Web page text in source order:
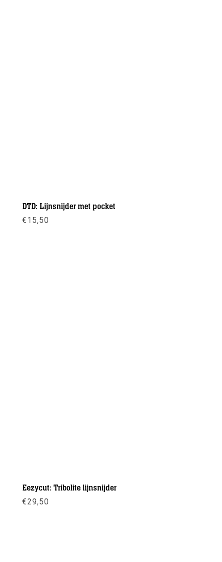
DTD: Lijnsnijder met pocket
€15,50
Eezycut: Tribolite lijnsnijder
€29,50